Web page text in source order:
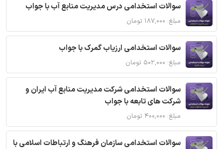
سوالات استخدامی درس مدیریت منابع آب با جواب
مبلغ: ۱۸۷,۰۰۰ تومان
سوالات استخدامی ارزیاب گمرک با جواب
مبلغ: ۵۰۲,۰۰۰ تومان
سوالات استخدامی شرکت مدیریت منابع آب ایران و
شرکت های تابعه با جواب
مبلغ: ۴۰۰,۰۰۰ تومان
سوالات استخدامی سازمان فرهنگ و ارتباطات اسلامی با